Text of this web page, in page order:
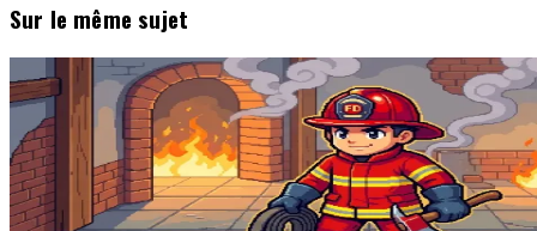
Sur le même sujet